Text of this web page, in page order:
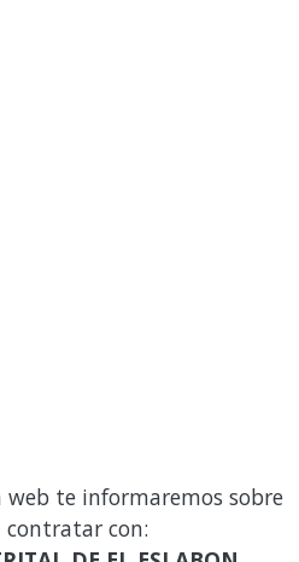
web te informaremos sobre
con: